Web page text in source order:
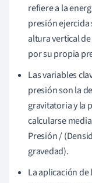
refiere a la
presión ejercida
altura vertical
por su propia
Las variables
presión son la
gravitatoria y la
calcularse
Presión /
gravedad).
La aplicación